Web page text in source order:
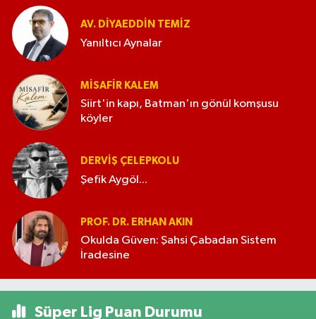
AV. DIYAEDDIN TEMIZ
Yanıltıcı Aynalar
MISAFIR KALEM
Siirt'in kapı, Batman'ın gönül komşusu
köyler
DERVIŞ ÇELEPKOLU
Şefik Aygöl...
PROF. DR. ERHAN AKIN
Okulda Güven: Şahsi Çabadan Sistem
İradesine
Süper Lig Puan Durumu